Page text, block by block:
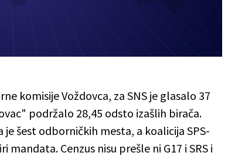
komisije Voždovca, za SNS je glasalo 37
podržalo 28,45 odsto izašlih birača.
je šest odborničkih mesta, a koalicija SPS-
mandata. Cenzus nisu prešle ni G17 i SRS i